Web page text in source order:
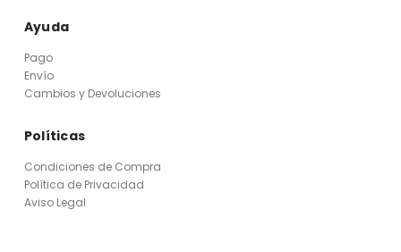
Ayuda
Pago
Envío
Cambios y Devoluciones
Políticas
Condiciones de Compra
Política de Privacidad
Aviso Legal